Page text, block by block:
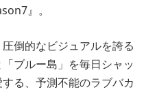
』。
倒的なビジュアルを誇る
ブルー島」を毎日シャッ
る、予測不能のラブバカ